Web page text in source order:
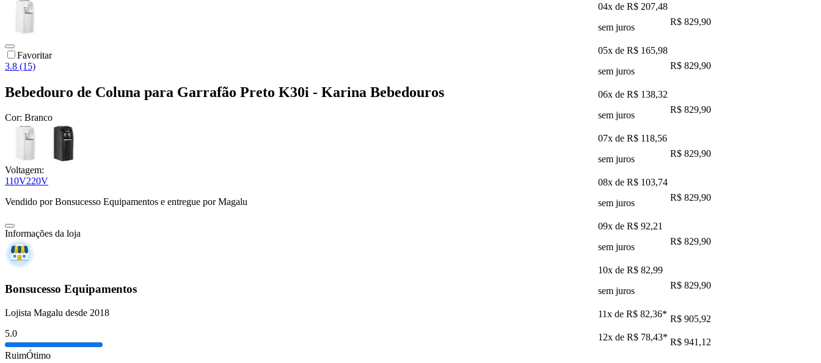
Favoritar
3.8 (15)
Bebedouro de Coluna para Garrafão Preto K30i - Karina Bebedouros
Cor: Branco
Voltagem:
110V220V
Vendido porBonsucesso Equipamentos e entregue por Magalu
Informações da loja
Bonsucesso Equipamentos
Lojista Magalu desde 2018
5.0
RuimÓtimo
04x de R$ 207,48
sem juros
R$ 829,90
05x de R$ 165,98
sem juros
R$ 829,90
06x de R$ 138,32
sem juros
R$ 829,90
07x de R$ 118,56
sem juros
R$ 829,90
08x de R$ 103,74
sem juros
R$ 829,90
09x de R$ 92,21
sem juros
R$ 829,90
10x de R$ 82,99
sem juros
R$ 829,90
11x de R$ 82,36* R$ 905,92
12x de R$ 78,43* R$ 941,12